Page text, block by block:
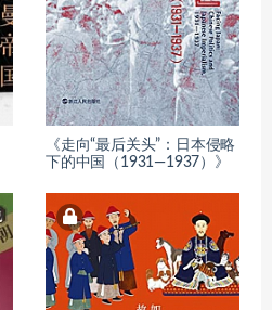
《走向“最后关头”：日本侵略
下的中国（1931—1937）》